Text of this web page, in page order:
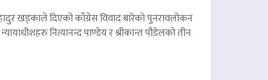
खड्काले दिएको काँग्रेस विवाद बारेको पुनरावलोकन
नित्यानन्द पाण्डेय र श्रीकान्त पौडेलको तीन